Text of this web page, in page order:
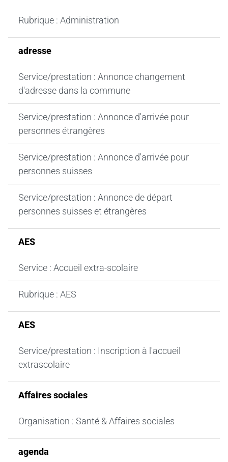
Rubrique : Administration
adresse
Service/prestation : Annonce changement
d'adresse dans la commune
Service/prestation : Annonce d'arrivée pour
personnes étrangères
Service/prestation : Annonce d'arrivée pour
personnes suisses
Service/prestation : Annonce de départ
personnes suisses et étrangères
AES
Service : Accueil extra-scolaire
Rubrique : AES
AES
Service/prestation : Inscription à l'accueil
extrascolaire
Affaires sociales
Organisation : Santé & Affaires sociales
agenda